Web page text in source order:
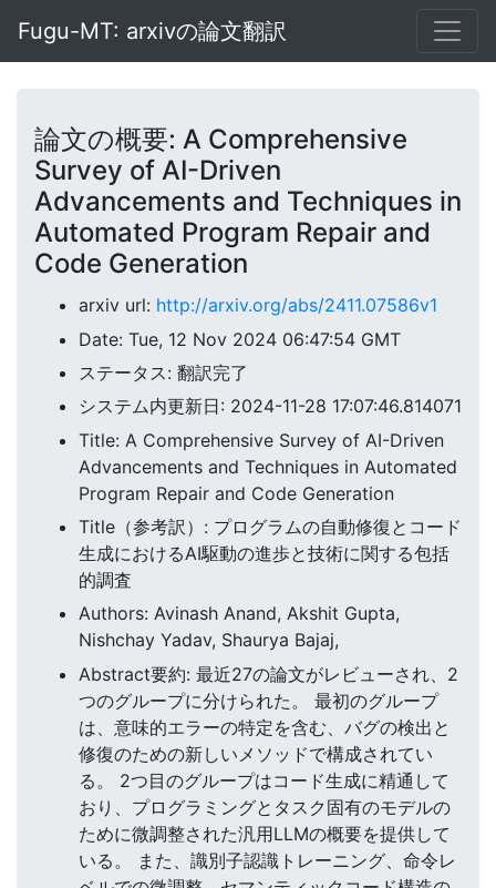
Fugu-MT: arxivの論文翻訳
論文の概要: A Comprehensive
Survey of AI-Driven
Advancements and Techniques in
Automated Program Repair and
Code Generation
arxiv url: http://arxiv.org/abs/2411.07586v1
Date: Tue, 12 Nov 2024 06:47:54 GMT
ステータス: 翻訳完了
システム内更新日: 2024-11-28 17:07:46.814071
Title: A Comprehensive Survey of AI-Driven
Advancements and Techniques in Automated
Program Repair and Code Generation
Title（参考訳）: プログラムの自動修復とコード
生成におけるAI駆動の進歩と技術に関する包括
的調査
Authors: Avinash Anand, Akshit Gupta,
Nishchay Yadav, Shaurya Bajaj,
Abstract要約: 最近27の論文がレビューされ、2
つのグループに分けられた。 最初のグループ
は、意味的エラーの特定を含む、バグの検出と
修復のための新しいメソッドで構成されてい
る。 2つ目のグループはコード生成に精通して
おり、プログラミングとタスク固有のモデルの
ために微調整された汎用LLMの概要を提供して
いる。 また、識別子認識トレーニング、命令レ